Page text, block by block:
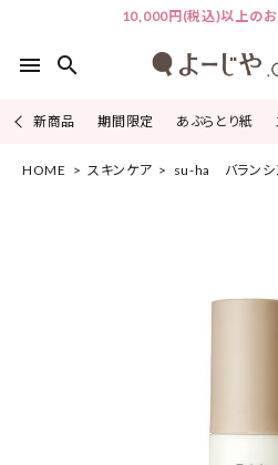
10,000円(税込)以上の
menu search
新商品 期間限定 あぶらとり紙
ACCOUNT MENU
HOME スキンケア su-ha バランシ